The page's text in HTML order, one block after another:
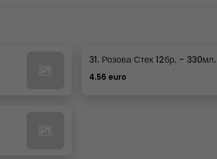
31. Розова Стек 12бр. - 330мл.
4.56 euro